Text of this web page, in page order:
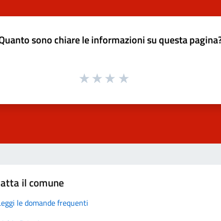
sono chiare le informazioni su questa
il comune
le domande frequenti